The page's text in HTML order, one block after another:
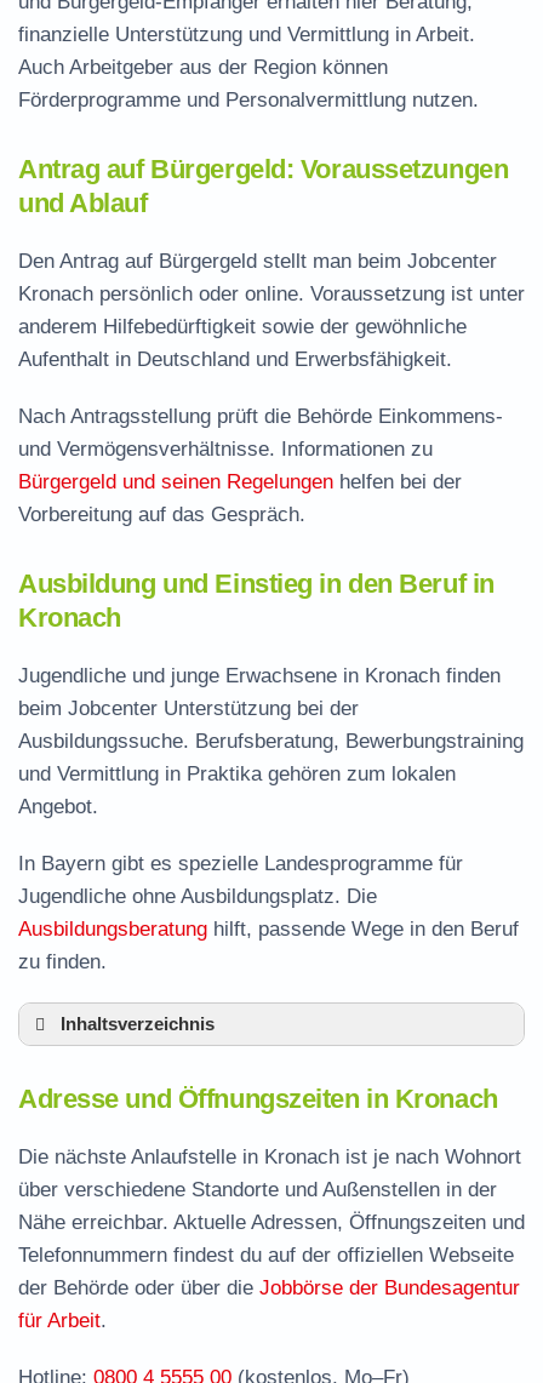
finanzielle Unterstützung und Vermittlung in Arbeit.
Auch Arbeitgeber aus der Region können
Förderprogramme und Personalvermittlung nutzen.
Antrag auf Bürgergeld: Voraussetzungen
und Ablauf
Den Antrag auf Bürgergeld stellt man beim Jobcenter
Kronach persönlich oder online. Voraussetzung ist unter
anderem Hilfebedürftigkeit sowie der gewöhnliche
Aufenthalt in Deutschland und Erwerbsfähigkeit.
Nach Antragsstellung prüft die Behörde Einkommens-
und Vermögensverhältnisse. Informationen zu
Bürgergeld und seinen Regelungen helfen bei der
Vorbereitung auf das Gespräch.
Ausbildung und Einstieg in den Beruf in
Kronach
Jugendliche und junge Erwachsene in Kronach finden
beim Jobcenter Unterstützung bei der
Ausbildungssuche. Berufsberatung, Bewerbungstraining
und Vermittlung in Praktika gehören zum lokalen
Angebot.
In Bayern gibt es spezielle Landesprogramme für
Jugendliche ohne Ausbildungsplatz. Die
Ausbildungsberatung hilft, passende Wege in den Beruf
zu finden.
Inhaltsverzeichnis
Leistungen der Arbeitsvermittlung in Kronach
Termin vereinbaren und Bürgergeld beantragen
Stellenangebote und Jobbörse in Kronach
Adresse und Öffnungszeiten in Kronach
Die nächste Anlaufstelle in Kronach ist je nach Wohnort
über verschiedene Standorte und Außenstellen in der
Nähe erreichbar. Aktuelle Adressen, Öffnungszeiten und
Telefonnummern findest du auf der offiziellen Webseite
der Behörde oder über die Jobbörse der Bundesagentur
für Arbeit.
Hotline: 0800 4 5555 00 (kostenlos, Mo–Fr)